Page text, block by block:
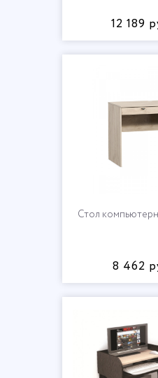
12 189
Стол
8 462